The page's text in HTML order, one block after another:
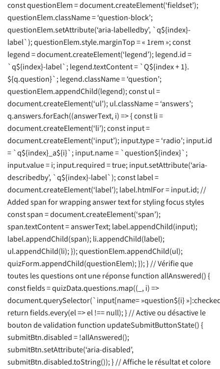
const questionElem = document.createElement(‘fieldset’);
questionElem.className = ‘question-block’;
questionElem.setAttribute(‘aria-labelledby’, `q${index}-
label`); questionElem.style.marginTop = « 1rem »; const
legend = document.createElement(‘legend’); legend.id =
`q${index}-label`; legend.textContent = `Q${index + 1}.
${q.question}`; legend.className = ‘question’;
questionElem.appendChild(legend); const ul =
document.createElement(‘ul’); ul.className = ‘answers’;
q.answers.forEach((answerText, i) => { const li =
document.createElement(‘li’); const input =
document.createElement(‘input’); input.type = ‘radio’; input.id
= `q${index}_a${i}`; input.name = `question${index}`;
input.value = i; input.required = true; input.setAttribute(‘aria-
describedby’, `q${index}-label`); const label =
document.createElement(‘label’); label.htmlFor = input.id; //
Added span for wrapping answer text for styling focus styles
const span = document.createElement(‘span’);
span.textContent = answerText; label.appendChild(input);
label.appendChild(span); li.appendChild(label);
ul.appendChild(li); }); questionElem.appendChild(ul);
quizForm.appendChild(questionElem); }); } // Vérifie que
toutes les questions ont une réponse function allAnswered() {
const fields = quizData.questions.map((_, i) =>
document.querySelector(`input[name= »question${i}
return fields.every(el => el !== null); } // Active ou désactive le
bouton de validation function updateSubmitButtonState() {
submitBtn.disabled = !allAnswered();
submitBtn.setAttribute(‘aria-disabled’,
submitBtn.disabled.toString()); } // Affiche le résultat et colore